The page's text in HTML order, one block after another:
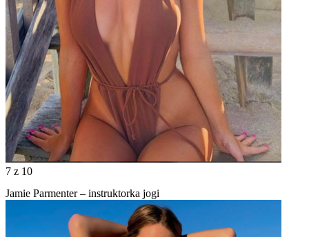
7 z 10
Jamie Parmenter – instruktorka jogi